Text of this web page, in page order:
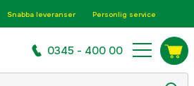
Snabba leveranser Personlig service
0345 - 400 00